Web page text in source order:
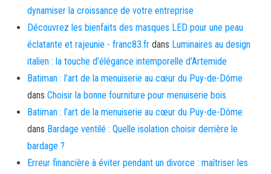
dynamiser la croissance de votre entreprise
Découvrez les bienfaits des masques LED pour une peau
éclatante et rajeunie - franc83.fr dans Luminaires au design
italien : la touche d’élégance intemporelle d’Artemide
Batiman : l’art de la menuiserie au cœur du Puy-de-Dôme
dans Choisir la bonne fourniture pour menuiserie bois
Batiman : l’art de la menuiserie au cœur du Puy-de-Dôme
dans Bardage ventilé : Quelle isolation choisir derrière le
bardage ?
Erreur financière à éviter pendant un divorce : maîtriser les